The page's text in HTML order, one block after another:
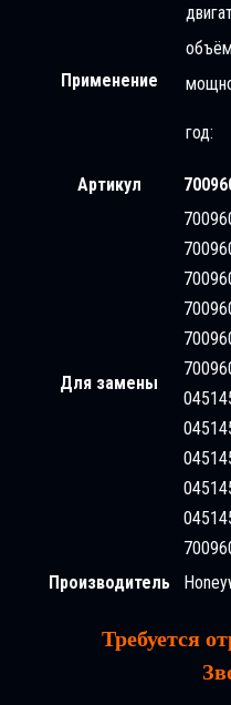
Применение
год:
Артикул
Для замены
Производитель
Требуется